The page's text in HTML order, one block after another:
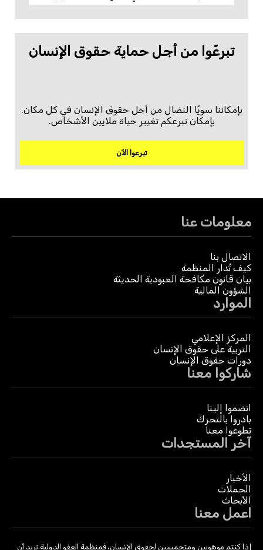
تبرعّوا من أجل حماية حقوق الإنسان
بإمكاننا سويًا النضال من أجل حقوق الإنسان في كل مكان.
بإمكان تبرعكم تغيير حياة ملايين الأشخاص.
تبرعوا الآن
معلومات عنا
الاتصال بنا
كيف تُدار المنظمة
بيان قانون مكافحة العبودية الحديثة
الشؤون المالية
الموارد
المركز الإعلامي
التربية على حقوق الإنسان
دورات حقوق الإنسان
شاركوا معنا
انضموا إلينا
بادروا بالتحرك
تطوعوا معنا
آخر المستجدات
الأخبار
الحملات
الأبحاث
اعمل معنا
إذا كنتم موهوبين ومتحمسين لحقوق الإنسان، فمنظمة العفو الدولية تريد أن